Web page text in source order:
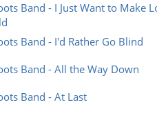
Band - I Just Want to Make
Band - I'd Rather Go Blind
Band - All the Way Down
Band - At Last